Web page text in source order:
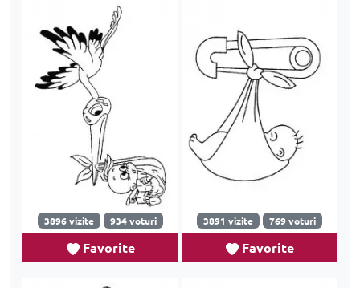
3896 vizite 934 voturi
Favorite
3891 vizite 769 voturi
Favorite